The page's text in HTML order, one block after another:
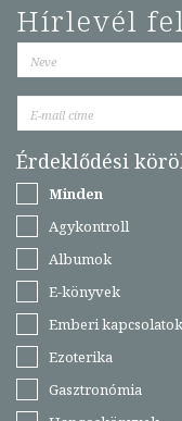
Hírlevél
Érdeklődési
Minden
Agykontroll
Albumok
E-könyvek
Emberi kapcsolatok
Ezoterika
Gasztronómia